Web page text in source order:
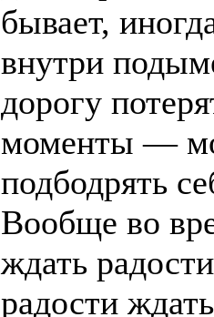
бывает,
внутри
дорогу
моменты —
подбодрять
Вообще во
ждать
радости